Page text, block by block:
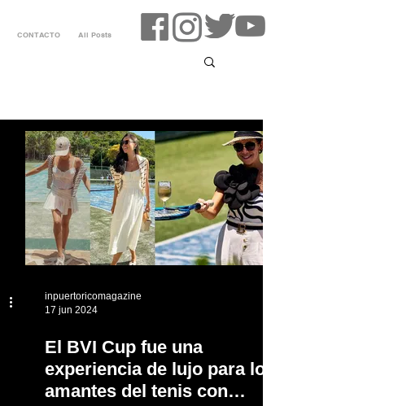
CONTACTO All Posts
inpuertoricomagazine
17 jun 2024
El BVI Cup fue una
experiencia de lujo para los
amantes del tenis con